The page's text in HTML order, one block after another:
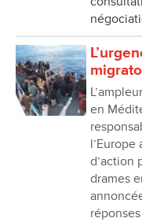
en
d’action
drames